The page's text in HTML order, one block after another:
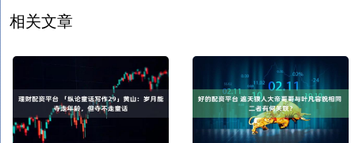
相关文章